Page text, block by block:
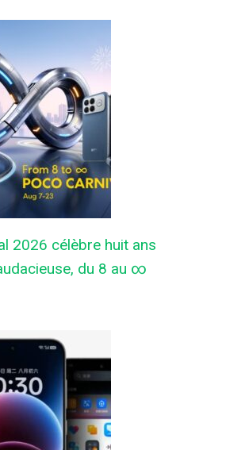
2026 célèbre huit ans
du 8 au ∞